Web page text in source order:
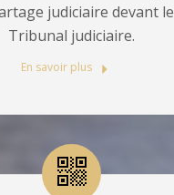
judiciaire devant le
Tribunal judiciaire.
En savoir plus